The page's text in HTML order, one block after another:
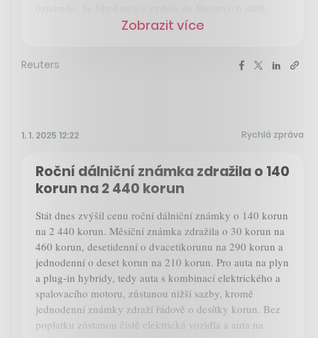
Zobrazit více
Reuters
1. 1. 2025 12:22 Rychlá zpráva
Roční dálniční známka zdražila o 140
korun na 2 440 korun
Stát dnes zvýšil cenu roční dálniční známky o 140 korun
na 2 440 korun. Měsíční známka zdražila o 30 korun na
460 korun, desetidenní o dvacetikorunu na 290 korun a
jednodenní o deset korun na 210 korun. Pro auta na plyn
a plug-in hybridy, tedy auta s kombinací elektrického a
spalovacího motoru, zůstanou nižší sazby, kromě
jednodenní známky zdraží řádově o desítky korun. Bez
poplatku zůstanou čistě elektrická vozidla a auta na